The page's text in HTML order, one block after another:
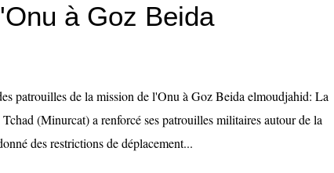
à Goz Beida
patrouilles de la mission de l'Onu à Goz Beida elmoudjahid: La
(Minurcat) a renforcé ses patrouilles militaires autour de la
des restrictions de déplacement...